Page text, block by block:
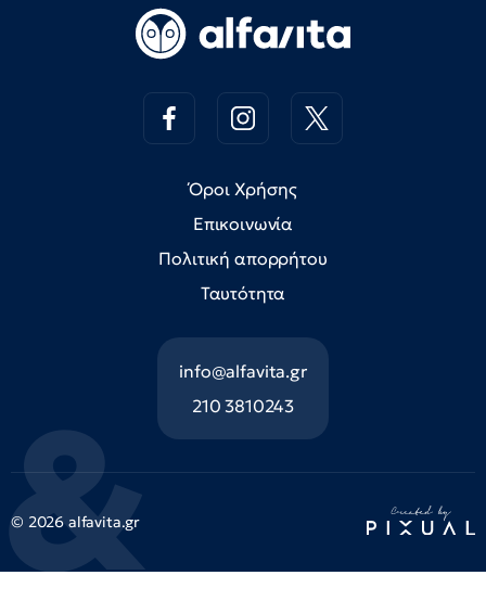
Όροι Χρήσης
Επικοινωνία
Πολιτική απορρήτου
Ταυτότητα
info@alfavita.gr
210 3810243
© 2026 alfavita.gr